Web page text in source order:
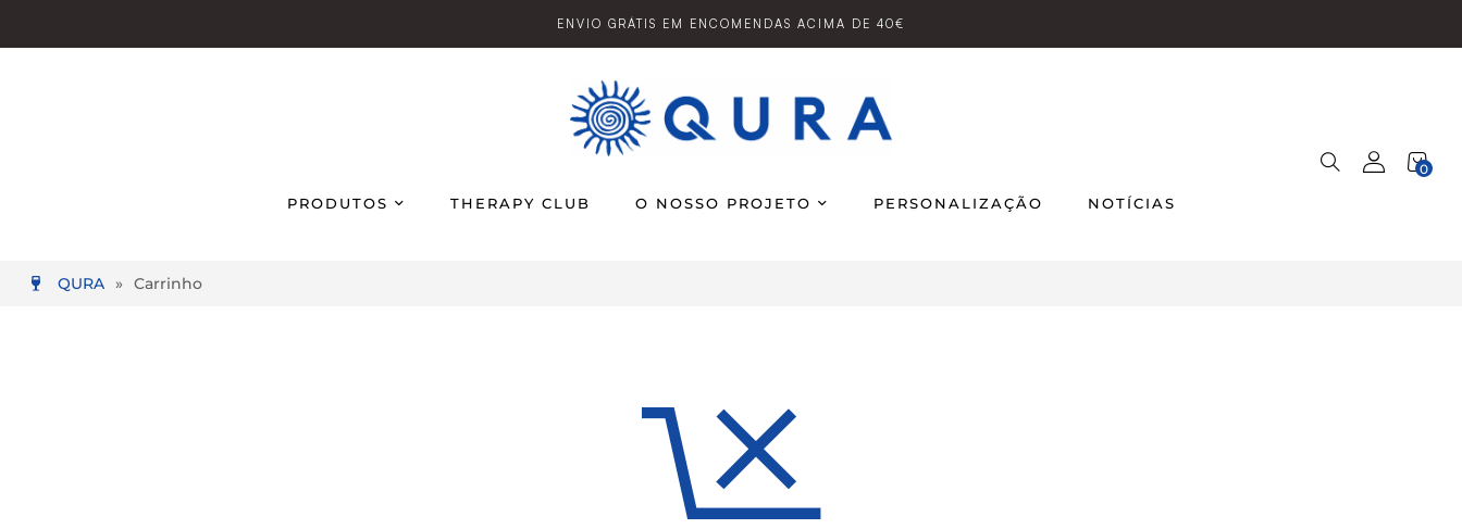
ENVIO GRÁTIS EM ENCOMENDAS ACIMA DE 40€
PRODUTOS THERAPY CLUB O NOSSO PROJETO PERSONALIZAÇÃO NOTÍCIAS
0
QURA » Carrinho